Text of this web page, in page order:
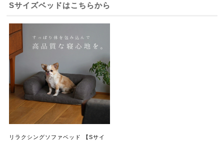
Sサイズベッドはこちらから
リラクシングソファベッド 【Sサイ